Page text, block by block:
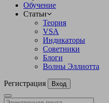
Обучение
Статьи
Теория
VSA
Индикаторы
Советники
Блоги
Волны Эллиотта
Регистрация Вход